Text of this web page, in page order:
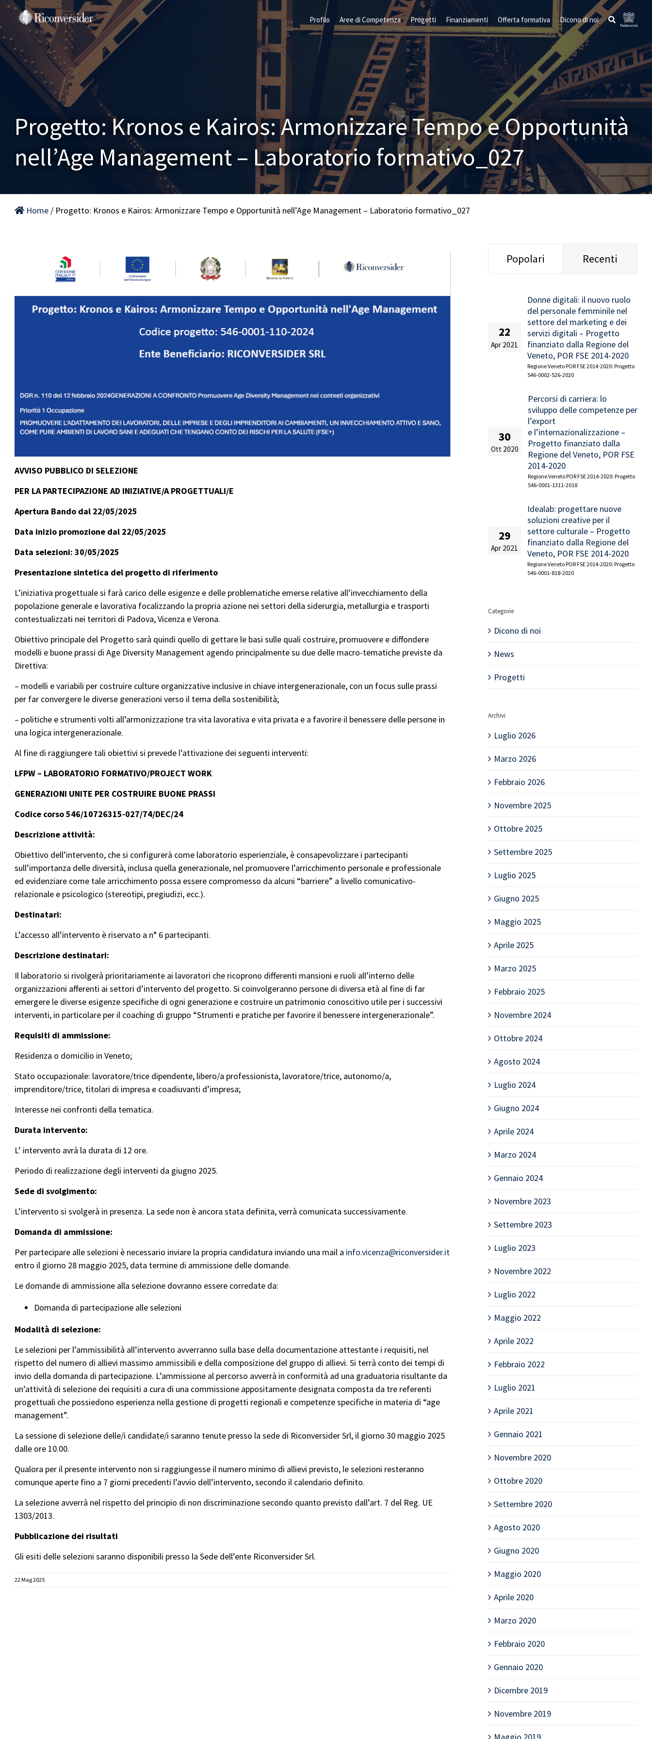
Salta
contenuto
Profilo Aree di Competenza Progetti Finanziamenti Offerta formativa Dicono di noi
Progetto: Kronos e Kairos: Armonizzare Tempo e Opportunità
nell’Age Management – Laboratorio formativo_027
Home / Progetto: Kronos e Kairos: Armonizzare Tempo e Opportunità nell’Age Management – Laboratorio formativo_027
AVVISO PUBBLICO DI SELEZIONE
PER LA PARTECIPAZIONE AD INIZIATIVE/A PROGETTUALI/E
Apertura Bando dal 22/05/2025
Data inizio promozione dal 22/05/2025
Data selezioni: 30/05/2025
Presentazione sintetica del progetto di riferimento
L’iniziativa progettuale si farà carico delle esigenze e delle problematiche emerse relative all’invecchiamento della
popolazione generale e lavorativa focalizzando la propria azione nei settori della siderurgia, metallurgia e trasporti
contestualizzati nei territori di Padova, Vicenza e Verona.
Obiettivo principale del Progetto sarà quindi quello di gettare le basi sulle quali costruire, promuovere e diffondere
modelli e buone prassi di Age Diversity Management agendo principalmente su due delle macro-tematiche previste da
Direttiva:
– modelli e variabili per costruire culture organizzative inclusive in chiave intergenerazionale, con un focus sulle prassi
per far convergere le diverse generazioni verso il tema della sostenibilità;
– politiche e strumenti volti all’armonizzazione tra vita lavorativa e vita privata e a favorire il benessere delle persone in
una logica intergenerazionale.
Al fine di raggiungere tali obiettivi si prevede l’attivazione dei seguenti interventi:
LFPW – LABORATORIO FORMATIVO/PROJECT WORK
GENERAZIONI UNITE PER COSTRUIRE BUONE PRASSI
Codice corso 546/10726315-027/74/DEC/24
Descrizione attività:
Obiettivo dell’intervento, che si configurerà come laboratorio esperienziale, è consapevolizzare i partecipanti
sull’importanza delle diversità, inclusa quella generazionale, nel promuovere l’arricchimento personale e professionale
ed evidenziare come tale arricchimento possa essere compromesso da alcuni “barriere” a livello comunicativo-
relazionale e psicologico (stereotipi, pregiudizi, ecc.).
Destinatari:
L’accesso all’intervento è riservato a n° 6 partecipanti.
Descrizione destinatari:
Il laboratorio si rivolgerà prioritariamente ai lavoratori che ricoprono differenti mansioni e ruoli all’interno delle
organizzazioni afferenti ai settori d’intervento del progetto. Si coinvolgeranno persone di diversa età al fine di far
emergere le diverse esigenze specifiche di ogni generazione e costruire un patrimonio conoscitivo utile per i successivi
interventi, in particolare per il coaching di gruppo “Strumenti e pratiche per favorire il benessere intergenerazionale”.
Requisiti di ammissione:
Residenza o domicilio in Veneto;
Stato occupazionale: lavoratore/trice dipendente, libero/a professionista, lavoratore/trice, autonomo/a,
imprenditore/trice, titolari di impresa e coadiuvanti d’impresa;
Interesse nei confronti della tematica.
Durata intervento:
L’ intervento avrà la durata di 12 ore.
Periodo di realizzazione degli interventi da giugno 2025.
Sede di svolgimento:
L’intervento si svolgerà in presenza. La sede non è ancora stata definita, verrà comunicata successivamente.
Domanda di ammissione:
Per partecipare alle selezioni è necessario inviare la propria candidatura inviando una mail a info.vicenza@riconversider.it
entro il giorno 28 maggio 2025, data termine di ammissione delle domande.
Le domande di ammissione alla selezione dovranno essere corredate da:
Domanda di partecipazione alle selezioni
Modalità di selezione:
Le selezioni per l’ammissibilità all’intervento avverranno sulla base della documentazione attestante i requisiti, nel
rispetto del numero di allievi massimo ammissibili e della composizione del gruppo di allievi. Si terrà conto dei tempi di
invio della domanda di partecipazione. L’ammissione al percorso avverrà in conformità ad una graduatoria risultante da
un’attività di selezione dei requisiti a cura di una commissione appositamente designata composta da tre referenti
progettuali che possiedono esperienza nella gestione di progetti regionali e competenze specifiche in materia di “age
management”.
La sessione di selezione delle/i candidate/i saranno tenute presso la sede di Riconversider Srl, il giorno 30 maggio 2025
dalle ore 10.00.
Qualora per il presente intervento non si raggiungesse il numero minimo di allievi previsto, le selezioni resteranno
comunque aperte fino a 7 giorni precedenti l’avvio dell’intervento, secondo il calendario definito.
La selezione avverrà nel rispetto del principio di non discriminazione secondo quanto previsto dall’art. 7 del Reg. UE
1303/2013.
Pubblicazione dei risultati
Gli esiti delle selezioni saranno disponibili presso la Sede dell’ente Riconversider Srl.
22 Mag 2025
Popolari Recenti
22
Apr 2021
Donne digitali: il nuovo ruolo
del personale femminile nel
settore del marketing e dei
servizi digitali – Progetto
finanziato dalla Regione del
Veneto, POR FSE 2014-2020
Regione Veneto POR FSE 2014-2020: Progetto
546-0002-526-2020
30
Ott 2020
Percorsi di carriera: lo
sviluppo delle competenze per
l’export
e l’internazionalizzazione –
Progetto finanziato dalla
Regione del Veneto, POR FSE
2014-2020
Regione Veneto POR FSE 2014-2020: Progetto
546-0001-1311-2018
29
Apr 2021
Idealab: progettare nuove
soluzioni creative per il
settore culturale – Progetto
finanziato dalla Regione del
Veneto, POR FSE 2014-2020
Regione Veneto POR FSE 2014-2020: Progetto
546-0001-818-2020
Categorie
Dicono di noi
News
Progetti
Archivi
Luglio 2026
Marzo 2026
Febbraio 2026
Novembre 2025
Ottobre 2025
Settembre 2025
Luglio 2025
Giugno 2025
Maggio 2025
Aprile 2025
Marzo 2025
Febbraio 2025
Novembre 2024
Ottobre 2024
Agosto 2024
Luglio 2024
Giugno 2024
Aprile 2024
Marzo 2024
Gennaio 2024
Novembre 2023
Settembre 2023
Luglio 2023
Novembre 2022
Luglio 2022
Maggio 2022
Aprile 2022
Febbraio 2022
Luglio 2021
Aprile 2021
Gennaio 2021
Novembre 2020
Ottobre 2020
Settembre 2020
Agosto 2020
Giugno 2020
Maggio 2020
Aprile 2020
Marzo 2020
Febbraio 2020
Gennaio 2020
Dicembre 2019
Novembre 2019
Maggio 2019